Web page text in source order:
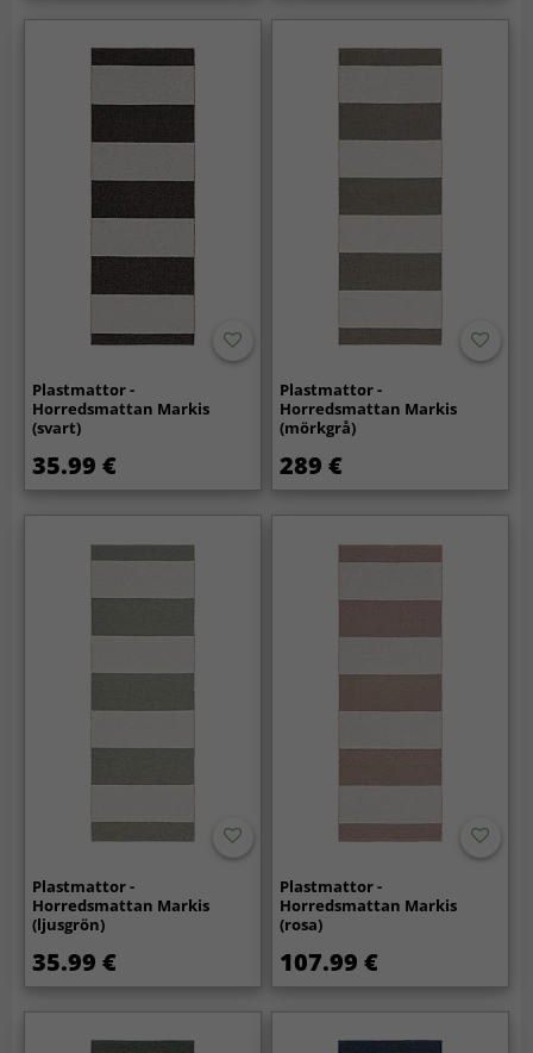
Plastmattor -
Horredsmattan Markis
(svart)
35.99 €
Plastmattor -
Horredsmattan Markis
(mörkgrå)
289 €
Plastmattor -
Horredsmattan Markis
(ljusgrön)
35.99 €
Plastmattor -
Horredsmattan Markis
(rosa)
107.99 €